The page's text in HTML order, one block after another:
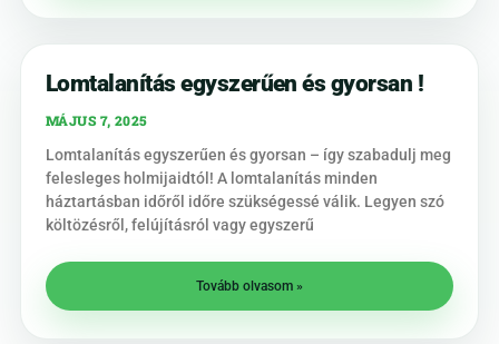
Lomtalanítás egyszerűen és gyorsan !
MÁJUS 7, 2025
Lomtalanítás egyszerűen és gyorsan – így szabadulj meg
felesleges holmijaidtól! A lomtalanítás minden
háztartásban időről időre szükségessé válik. Legyen szó
költözésről, felújításról vagy egyszerű
Tovább olvasom »